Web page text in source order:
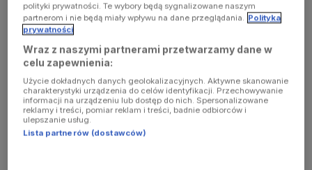
browser
console for
more
information)
polityki prywatności. Te wybory będą sygnalizowane naszym
partnerom i nie będą miały wpływu na dane przeglądania. Polityka
prywatności
Wraz z naszymi partnerami przetwarzamy dane w
celu zapewnienia:
Użycie dokładnych danych geolokalizacyjnych. Aktywne skanowanie
charakterystyki urządzenia do celów identyfikacji. Przechowywanie
informacji na urządzeniu lub dostęp do nich. Spersonalizowane
reklamy i treści, pomiar reklam i treści, badnie odbiorców i
ulepszanie usług.
Lista partnerów (dostawców)